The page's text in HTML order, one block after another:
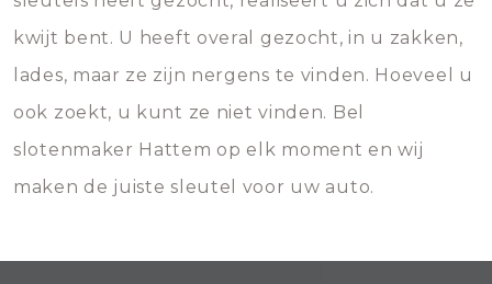
kwijt bent. U heeft overal gezocht, in u zakken,
lades, maar ze zijn nergens te vinden. Hoeveel u
ook zoekt, u kunt ze niet vinden. Bel
slotenmaker Hattem op elk moment en wij
maken de juiste sleutel voor uw auto.